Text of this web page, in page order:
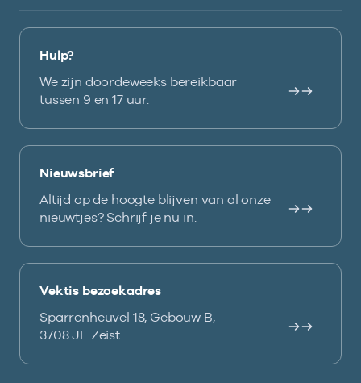
Hulp?
We zijn doordeweeks bereikbaar
tussen 9 en 17 uur.
Nieuwsbrief
Altijd op de hoogte blijven van al onze
nieuwtjes? Schrijf je nu in.
Vektis bezoekadres
Sparrenheuvel 18, Gebouw B,
3708 JE Zeist